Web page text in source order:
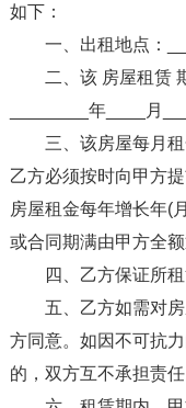
如下：
一、出租地点：
二、该 房屋租赁
________年____月
三、该房屋每月
乙方必须按时向甲方
房屋租金每年增长年(
或合同期满由甲方全额
四、乙方保证所
五、乙方如需对
方同意。如因不可抗
的，双方互不承担责任